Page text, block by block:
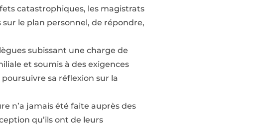
catastrophiques, les magistrats
le plan personnel, de répondre,
subissant une charge de
et soumis à des exigences
sa réflexion sur la
n’a jamais été faite auprès des
qu’ils ont de leurs